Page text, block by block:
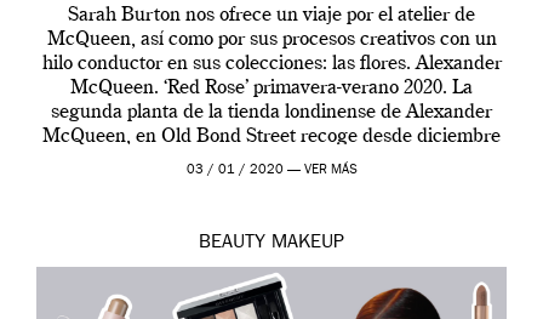
Sarah Burton nos ofrece un viaje por el atelier de
McQueen, así como por sus procesos creativos con un
hilo conductor en sus colecciones: las flores. Alexander
McQueen. ‘Red Rose’ primavera-verano 2020. La
segunda planta de la tienda londinense de Alexander
McQueen, en Old Bond Street recoge desde diciembre
de 2019 hasta final de abril […]
03 / 01 / 2020 — VER MÁS
BEAUTY MAKEUP